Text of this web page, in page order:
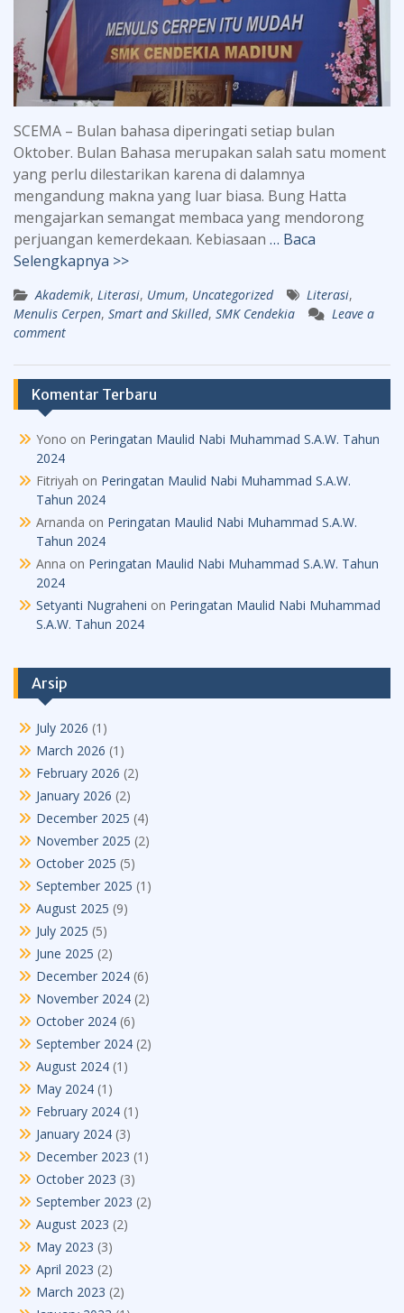
SCEMA – Bulan bahasa diperingati setiap bulan
Oktober. Bulan Bahasa merupakan salah satu moment
yang perlu dilestarikan karena di dalamnya
mengandung makna yang luar biasa. Bung Hatta
mengajarkan semangat membaca yang mendorong
perjuangan kemerdekaan. Kebiasaan … Baca
Selengkapnya >>
Akademik, Literasi, Umum, Uncategorized Literasi,
Menulis Cerpen, Smart and Skilled, SMK Cendekia
Leave a
comment
Komentar Terbaru
Yono on Peringatan Maulid Nabi Muhammad S.A.W. Tahun
2024
Fitriyah on Peringatan Maulid Nabi Muhammad S.A.W.
Tahun 2024
Arnanda on Peringatan Maulid Nabi Muhammad S.A.W.
Tahun 2024
Anna on Peringatan Maulid Nabi Muhammad S.A.W. Tahun
2024
Setyanti Nugraheni on Peringatan Maulid Nabi Muhammad
S.A.W. Tahun 2024
Arsip
July 2026 (1)
March 2026 (1)
February 2026 (2)
January 2026 (2)
December 2025 (4)
November 2025 (2)
October 2025 (5)
September 2025 (1)
August 2025 (9)
July 2025 (5)
June 2025 (2)
December 2024 (6)
November 2024 (2)
October 2024 (6)
September 2024 (2)
August 2024 (1)
May 2024 (1)
February 2024 (1)
January 2024 (3)
December 2023 (1)
October 2023 (3)
September 2023 (2)
August 2023 (2)
May 2023 (3)
April 2023 (2)
March 2023 (2)